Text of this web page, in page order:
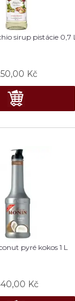
sirup pistácie 0,7 L
Kč
pyré kokos 1 L
Kč